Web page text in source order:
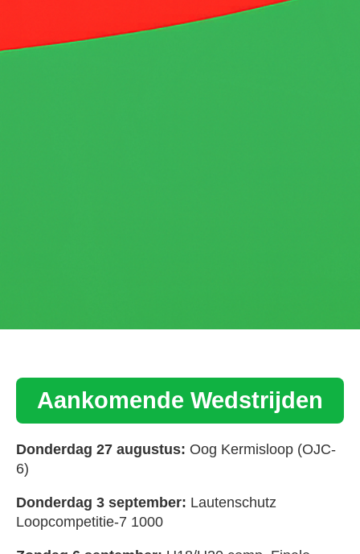
Aankomende Wedstrijden
Donderdag 27 augustus: Oog Kermisloop (OJC-
6)
Donderdag 3 september: Lautenschutz
Loopcompetitie-7 1000